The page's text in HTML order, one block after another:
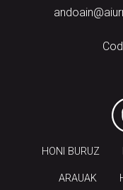
HONI BURUZ
ARAUAK